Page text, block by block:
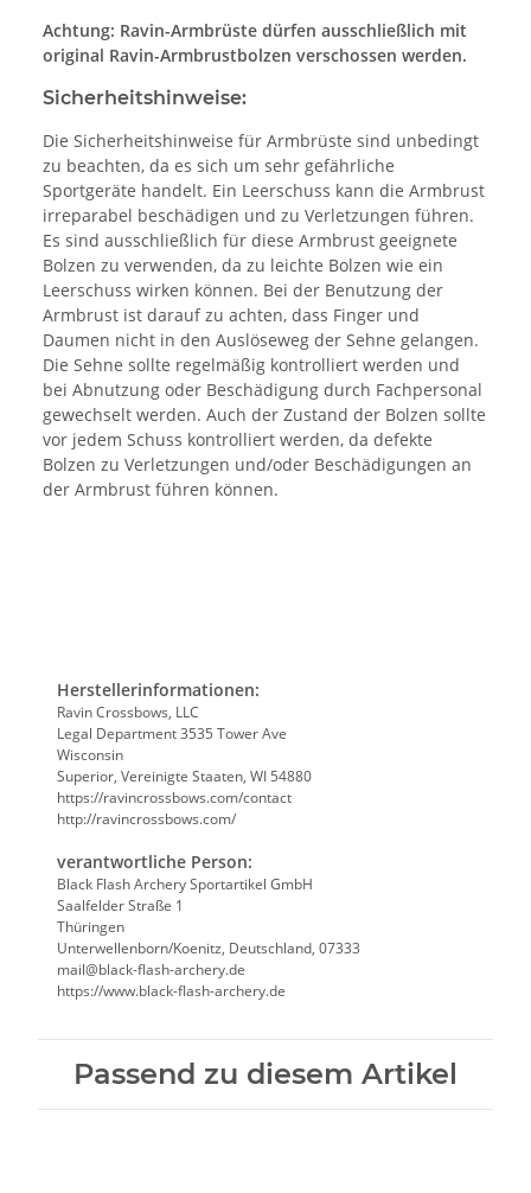
Achtung: Ravin-Armbrüste dürfen ausschließlich mit
original Ravin-Armbrustbolzen verschossen werden.
Sicherheitshinweise:
Die Sicherheitshinweise für Armbrüste sind unbedingt
zu beachten, da es sich um sehr gefährliche
Sportgeräte handelt. Ein Leerschuss kann die Armbrust
irreparabel beschädigen und zu Verletzungen führen.
Es sind ausschließlich für diese Armbrust geeignete
Bolzen zu verwenden, da zu leichte Bolzen wie ein
Leerschuss wirken können. Bei der Benutzung der
Armbrust ist darauf zu achten, dass Finger und
Daumen nicht in den Auslöseweg der Sehne gelangen.
Die Sehne sollte regelmäßig kontrolliert werden und
bei Abnutzung oder Beschädigung durch Fachpersonal
gewechselt werden. Auch der Zustand der Bolzen sollte
vor jedem Schuss kontrolliert werden, da defekte
Bolzen zu Verletzungen und/oder Beschädigungen an
der Armbrust führen können.
Herstellerinformationen:
Ravin Crossbows, LLC
Legal Department 3535 Tower Ave
Wisconsin
Superior, Vereinigte Staaten, WI 54880
https://ravincrossbows.com/contact
http://ravincrossbows.com/
verantwortliche Person:
Black Flash Archery Sportartikel GmbH
Saalfelder Straße 1
Thüringen
Unterwellenborn/Koenitz, Deutschland, 07333
mail@black-flash-archery.de
https://www.black-flash-archery.de
Passend zu diesem Artikel